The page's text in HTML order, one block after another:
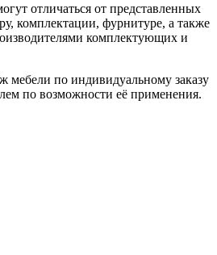
отличаться от представленных
комплектации, фурнитуре, а также
комплектующих и
мебели по индивидуальному заказу
по возможности её применения.